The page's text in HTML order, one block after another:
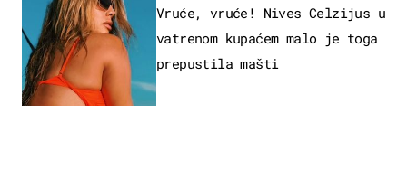
Vruće, vruće! Nives Celzijus u
vatrenom kupaćem malo je toga
prepustila mašti